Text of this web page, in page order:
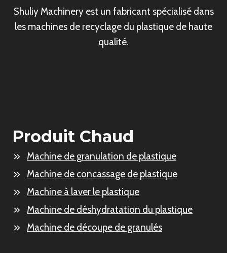
Shuliy Machinery est un fabricant spécialisé dans
les machines de recyclage du plastique de haute
qualité.
Produit Chaud
Machine de granulation de plastique
Machine de concassage de plastique
Machine à laver le plastique
Machine de déshydratation du plastique
Machine de découpe de granulés